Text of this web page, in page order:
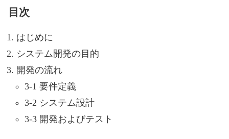
目次
はじめに
システム開発の目的
開発の流れ
3-1 要件定義
3-2 システム設計
3-3 開発およびテスト